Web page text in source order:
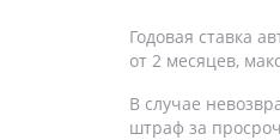
Годовая ставка
от 2 месяцев,
В случае
штраф за